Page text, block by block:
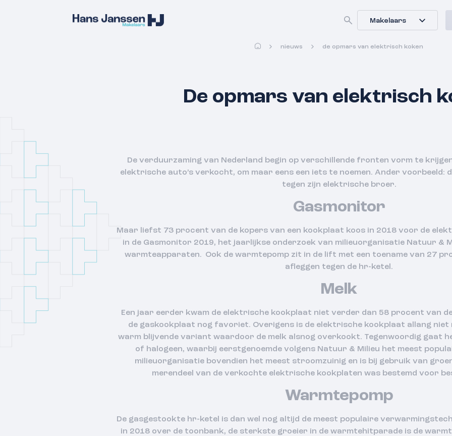
Makelaars
nieuws de opmars van elektrisch koken
De opmars van elektrisch
De verduurzaming van Nederland begin op verschillende fronten vorm te
elektrische auto’s verkocht, om maar eens een iets te noemen. Ander voorbeeld:
tegen zijn elektrische broer.
Gasmonitor
Maar liefst 73 procent van de kopers van een kookplaat koos in 2018 voor de
in de Gasmonitor 2019, het jaarlijkse onderzoek van milieuorganisatie Natuur &
warmteapparaten. Ook de warmtepomp zit in de lift met een toename van 27
afleggen tegen de hr-ketel.
Melk
Een jaar eerder kwam de elektrische kookplaat niet verder dan 58 procent van
de gaskookplaat nog favoriet. Overigens is de elektrische kookplaat allang niet
warm blijvende variant waardoor de melk alsnog overkookt. Tegenwoordig gaat
of halogeen, waarbij eerstgenoemde volgens Natuur & Milieu het meest
milieuorganisatie bovendien het meest stroomzuinig en is bij gebruik van
merendeel van de verkochte elektrische kookplaten was bestemd voor
Warmtepomp
De gasgestookte hr-ketel is dan wel nog altijd de meest populaire
in 2018 over de toonbank, de sterkste groeier in de warmtehitparade is de